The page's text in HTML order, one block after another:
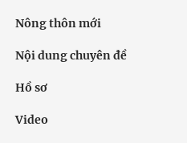
Nông thôn mới
Nội dung chuyên đề
Hồ sơ
Video